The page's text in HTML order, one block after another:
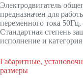
Электродвигатель
предназначен для
переменного тока
Стандартная степень
исполнение и
Габаритные,
размеры